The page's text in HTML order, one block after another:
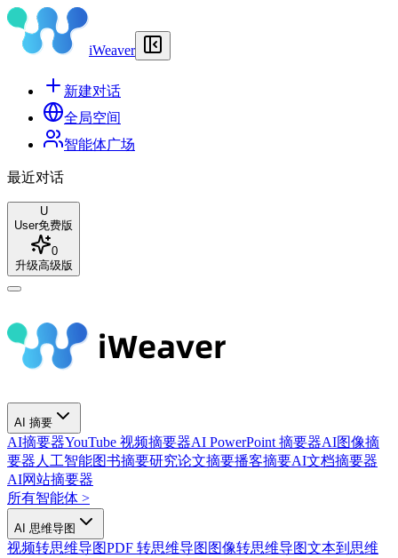
iWeaver
新建对话
全局空间
智能体广场
最近对话
U
User免费版
0
升级高级版
AI 摘要
AI摘要器YouTube 视频摘要器AI PowerPoint 摘要器AI图像摘
要器 人工智能图书摘要研究论文摘要播客摘要AI文档摘要器
AI网站摘要器
所有智能体 >
AI 思维导图
视频转思维导图PDF 转思维导图 图像转思维导图文本到思维